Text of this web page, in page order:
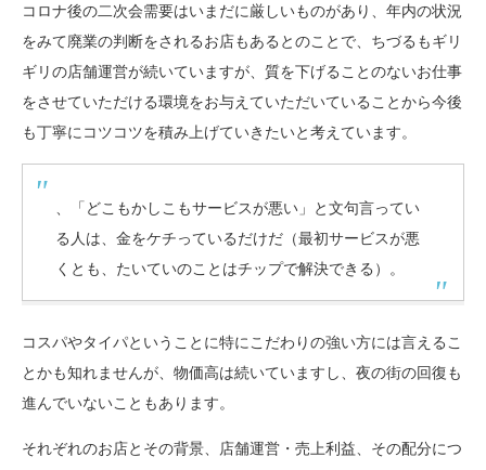
コロナ後の二次会需要はいまだに厳しいものがあり、年内の状況
をみて廃業の判断をされるお店もあるとのことで、ちづるもギリ
ギリの店舗運営が続いていますが、質を下げることのないお仕事
をさせていただける環境をお与えていただいていることから今後
も丁寧にコツコツを積み上げていきたいと考えています。
、「どこもかしこもサービスが悪い」と文句言ってい
る人は、金をケチっているだけだ（最初サービスが悪
くとも、たいていのことはチップで解決できる）。
コスパやタイパということに特にこだわりの強い方には言えるこ
とかも知れませんが、物価高は続いていますし、夜の街の回復も
進んでいないこともあります。
それぞれのお店とその背景、店舗運営・売上利益、その配分につ